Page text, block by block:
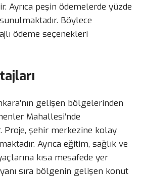
Ayrıca peşin ödemelerde yüzde
Böylece
ödeme seçenekleri
gelişen bölgelerinden
Mahallesi’nde
Proje, şehir merkezine kolay
Ayrıca eğitim, sağlık ve
kısa mesafede yer
sıra bölgenin gelişen konut